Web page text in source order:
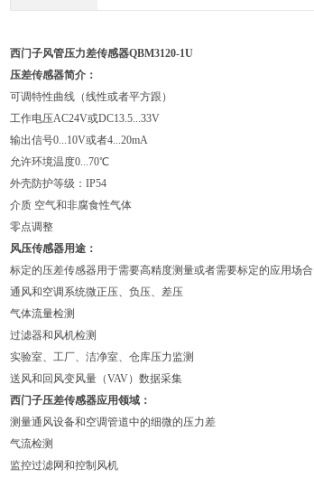
西门子风管压力差传感器QBM3120-1U
压差传感器简介：
可调特性曲线（线性或者平方跟）
工作电压AC24V或DC13.5...33V
输出信号0...10V或者4...20mA
允许环境温度0...70℃
外壳防护等级：IP54
介质 空气和非腐食性气体
零点调整
风压传感器用途：
标定的压差传感器用于需要高精度测量或者需要标定的应用场合
通风和空调系统微正压、负压、差压
气体流量检测
过滤器和风机检测
实验室、工厂、洁净室、仓库压力监测
送风和回风变风量（VAV）数据采集
西门子压差传感器应用领域：
测量通风设备和空调管道中的细微的压力差
气流检测
监控过滤网和控制风机